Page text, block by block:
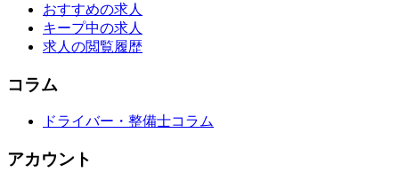
おすすめの求人
キープ中の求人
求人の閲覧履歴
コラム
ドライバー・整備士コラム
アカウント